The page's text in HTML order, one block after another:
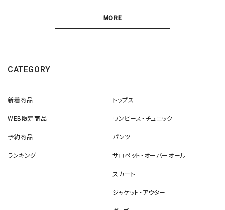
MORE
CATEGORY
新着商品
WEB限定商品
予約商品
ランキング
トップス
ワンピース・チュニック
パンツ
サロペット・オーバーオール
スカート
ジャケット・アウター